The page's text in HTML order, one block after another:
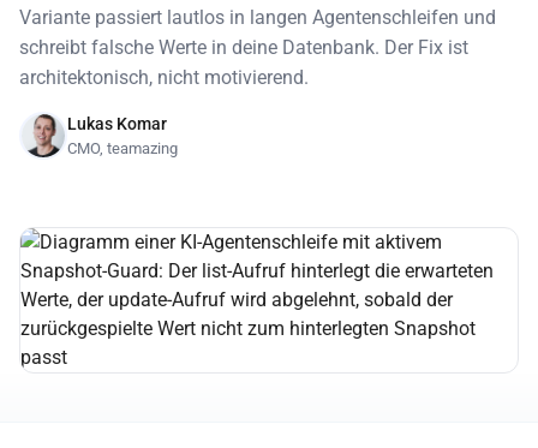
Variante passiert lautlos in langen Agentenschleifen und
schreibt falsche Werte in deine Datenbank. Der Fix ist
architektonisch, nicht motivierend.
Lukas Komar
CMO, teamazing